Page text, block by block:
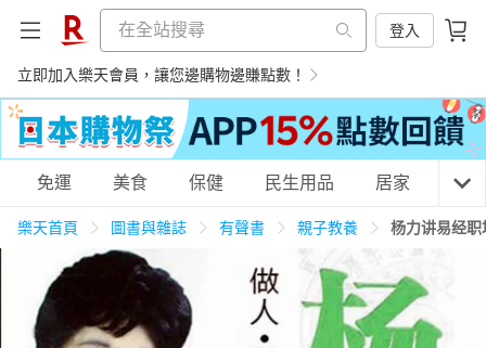
登入
立即加入樂天會員，讓您邊購物邊賺點數！
購物網分類
天天免運 美食蛋糕 養生保健 民生用品
免運 美食 保健 民生用品 居家 3C
樂天首頁 圖書與雜誌 有聲書 親子教養 杨力讲易经